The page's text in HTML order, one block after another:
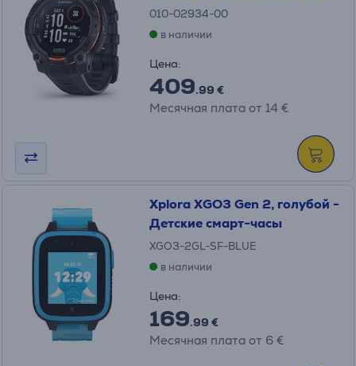
010-02934-00
в наличии
Цена:
409.99 €
Месячная плата от 14 €
Xplora XGO3 Gen 2, голубой -
Детские смарт-часы
XGO3-2GL-SF-BLUE
в наличии
Цена:
169.99 €
Месячная плата от 6 €